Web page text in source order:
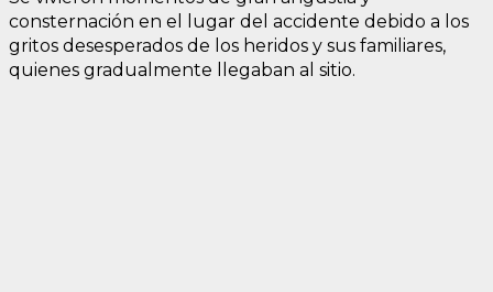
consternación en el lugar del accidente debido a los
gritos desesperados de los heridos y sus familiares,
quienes gradualmente llegaban al sitio.